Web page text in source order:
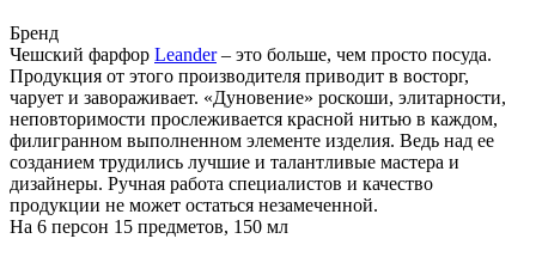
Бренд
Чешский фарфор Leander– это больше, чем просто посуда.
Продукция от этого производителя приводит в восторг,
чарует и завораживает. «Дуновение» роскоши, элитарности,
неповторимости прослеживается красной нитью в каждом,
филигранном выполненном элементе изделия. Ведь над ее
созданием трудились лучшие и талантливые мастера и
дизайнеры. Ручная работа специалистов и качество
продукции не может остаться незамеченной.
На 6 персон 15 предметов, 150 мл